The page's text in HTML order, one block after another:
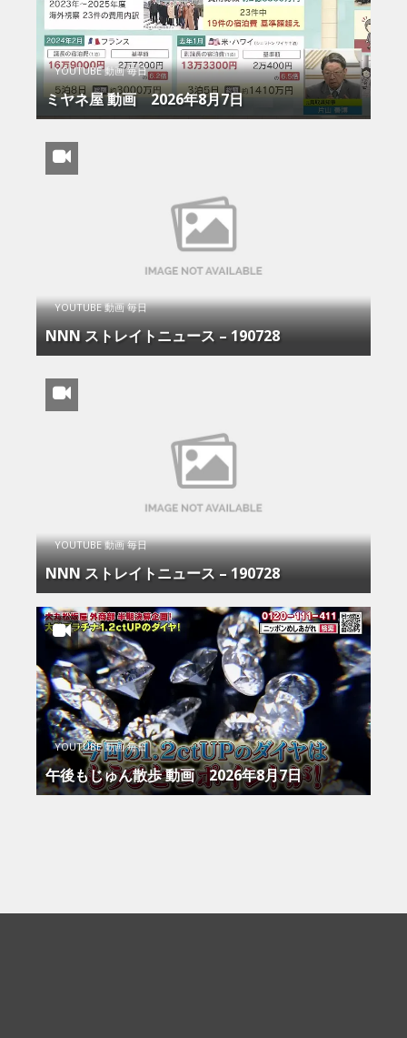
YOUTUBE 動画 毎日
ミヤネ屋 動画 2026年8月7日
YOUTUBE 動画 毎日
NNN ストレイトニュース – 190728
YOUTUBE 動画 毎日
NNN ストレイトニュース – 190728
YOUTUBE 動画 毎日
午後もじゅん散歩 動画 2026年8月7日